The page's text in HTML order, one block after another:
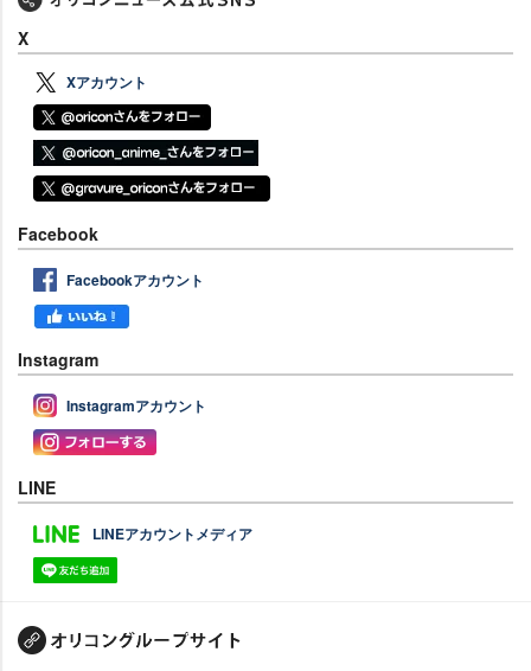
X
Xアカウント
Facebook
Facebookアカウント
Instagram
Instagramアカウント
LINE
LINEアカウントメディア